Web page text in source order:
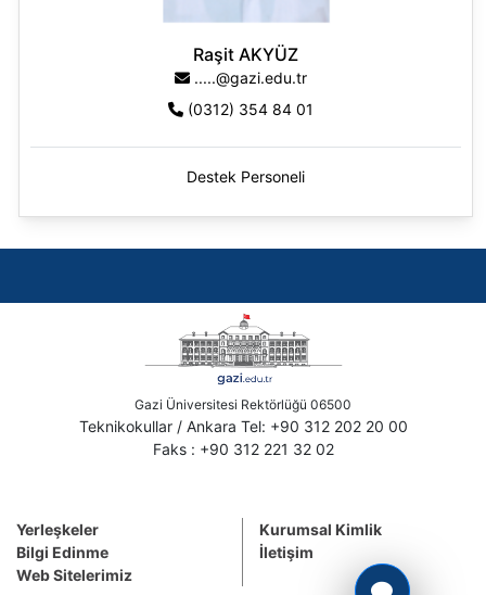
Raşit AKYÜZ
.....@gazi.edu.tr
(0312) 354 84 01
Destek Personeli
Gazi Üniversitesi Rektörlüğü 06500
Teknikokullar / Ankara Tel: +90 312 202 20 00
Faks : +90 312 221 32 02
Yerleşkeler
Bilgi Edinme
Web Sitelerimiz
Kurumsal Kimlik
İletişim